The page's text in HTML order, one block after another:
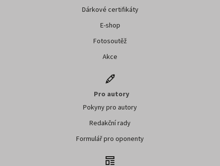
Dárkové certifikáty
E-shop
Fotosoutěž
Akce
Pro autory
Pokyny pro autory
Redakční rady
Formulář pro oponenty